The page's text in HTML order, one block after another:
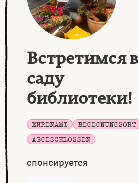
Встретимся в
саду
библиотеки!
EHRENAMT BEGEGNUNGSORT
ABGESCHLOSSEN
спонсируется